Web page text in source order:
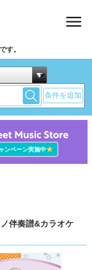
す。
条件を追加
ンペーン実施中★
伴奏譜&カラオケ